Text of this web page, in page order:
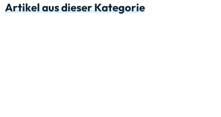
Artikel aus dieser Kategorie